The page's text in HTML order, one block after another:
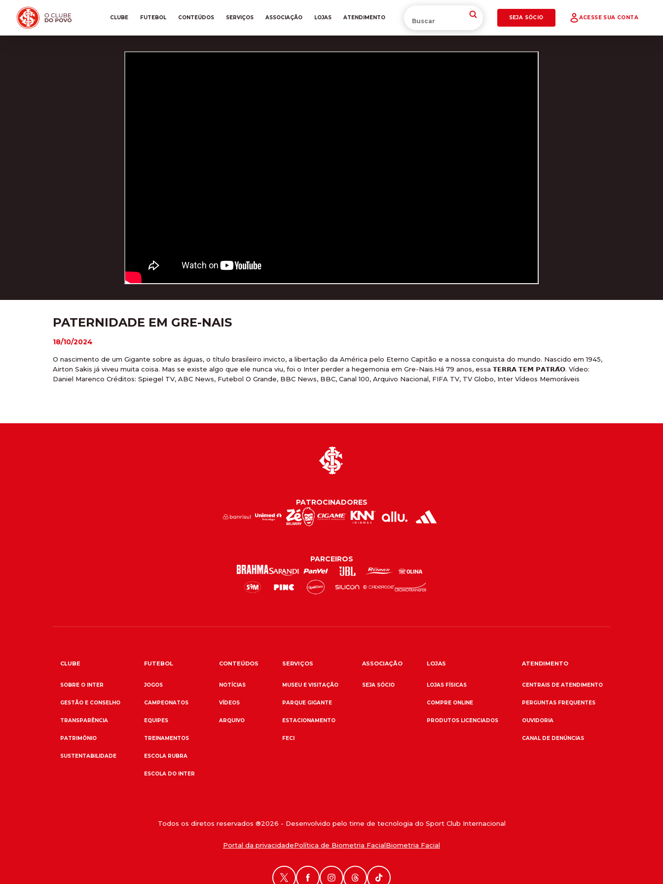
CLUBE FUTEBOL CONTEÚDOS SERVIÇOS ASSOCIAÇÃO LOJAS ATENDIMENTO SEJA SÓCIO ACESSE SUA CONTA
PATERNIDADE EM GRE-NAIS
18/10/2024
O nascimento de um Gigante sobre as águas, o título brasileiro invicto, a libertação da América pelo Eterno Capitão e a nossa conquista do mundo. Nascido em 1945,
Airton Sakis já viveu muita coisa. Mas se existe algo que ele nunca viu, foi o Inter perder a hegemonia em Gre-Nais.Há 79 anos, essa 𝗧𝗘𝗥𝗥𝗔 𝗧𝗘𝗠 𝗣𝗔𝗧𝗥𝗔̃𝗢. Vídeo:
Daniel Marenco Créditos: Spiegel TV, ABC News, Futebol O Grande, BBC News, BBC, Canal 100, Arquivo Nacional, FIFA TV, TV Globo, Inter Vídeos Memoráveis
PATROCINADORES
PARCEIROS
CLUBE
SOBRE O INTER
GESTÃO E CONSELHO
TRANSPARÊNCIA
PATRIMÔNIO
SUSTENTABILIDADE
FUTEBOL
JOGOS
CAMPEONATOS
EQUIPES
TREINAMENTOS
ESCOLA RUBRA
ESCOLA DO INTER
CONTEÚDOS
NOTÍCIAS
VÍDEOS
ARQUIVO
SERVIÇOS
MUSEU E VISITAÇÃO
PARQUE GIGANTE
ESTACIONAMENTO
FECI
ASSOCIAÇÃO
SEJA SÓCIO
LOJAS
LOJAS FÍSICAS
COMPRE ONLINE
PRODUTOS LICENCIADOS
ATENDIMENTO
CENTRAIS DE ATENDIMENTO
PERGUNTAS FREQUENTES
OUVIDORIA
CANAL DE DENÚNCIAS
Todos os diretos reservados ®2026 - Desenvolvido pelo time de tecnologia do Sport Club Internacional
Portal da privacidadePolítica de Biometria FacialBiometria Facial